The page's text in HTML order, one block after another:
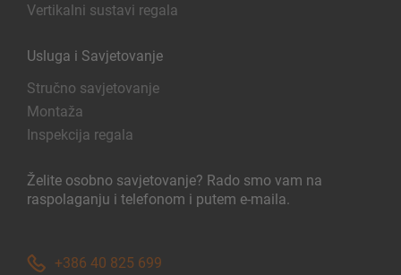
Vertikalni sustavi regala
Usluga i Savjetovanje
Stručno savjetovanje
Montaža
Inspekcija regala
Želite osobno savjetovanje? Rado smo vam na
raspolaganju i telefonom i putem e-maila.
+386 40 825 699